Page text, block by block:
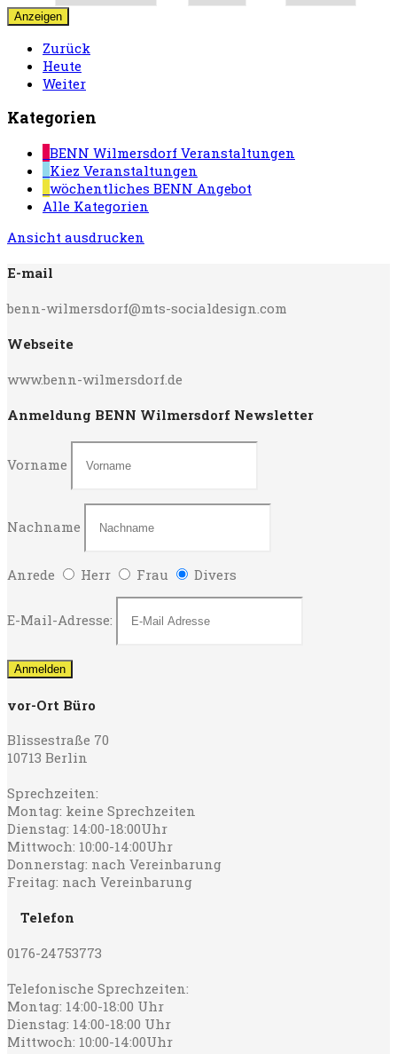
Zurück
Heute
Weiter
Kategorien
BENN Wilmersdorf Veranstaltungen
Kiez Veranstaltungen
wöchentliches BENN Angebot
Alle Kategorien
Ansicht ausdrucken
E-mail
benn-wilmersdorf@mts-socialdesign.com
Webseite
www.benn-wilmersdorf.de
Anmeldung BENN Wilmersdorf Newsletter
Vorname
Nachname
Anrede Herr Frau Divers
E-Mail-Adresse:
vor-Ort Büro
Blissestraße 70
10713 Berlin
Sprechzeiten:
Montag: keine Sprechzeiten
Dienstag: 14:00-18:00Uhr
Mittwoch: 10:00-14:00Uhr
Donnerstag: nach Vereinbarung
Freitag: nach Vereinbarung
Telefon
0176-24753773
Telefonische Sprechzeiten:
Montag: 14:00-18:00 Uhr
Dienstag: 14:00-18:00 Uhr
Mittwoch: 10:00-14:00Uhr